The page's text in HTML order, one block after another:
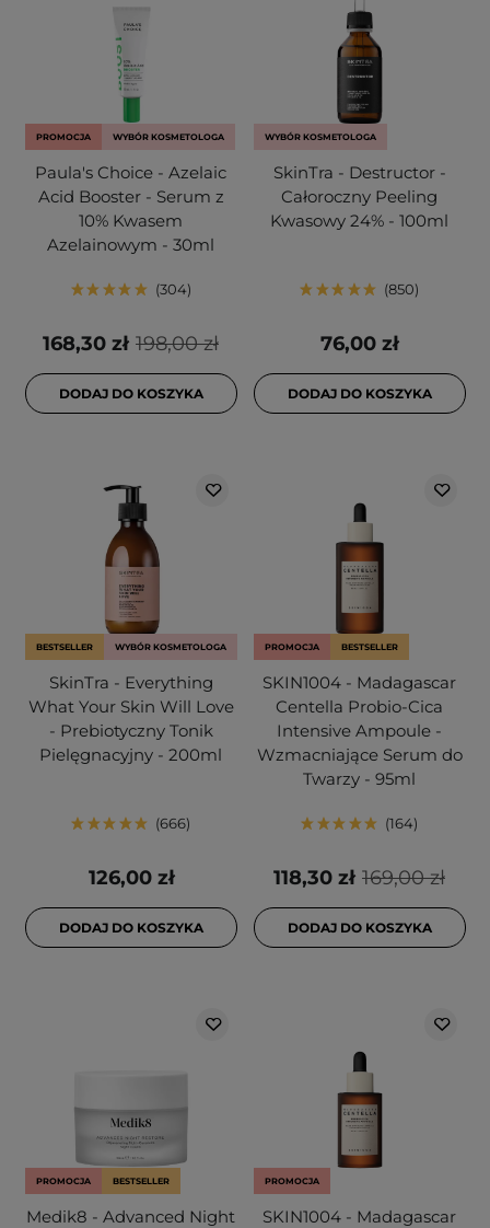
PROMOCJA WYBÓR KOSMETOLOGA
Paula's Choice - Azelaic
Acid Booster - Serum z
10% Kwasem
Azelainowym - 30ml
304
198,00 zł
168,30 zł
DODAJ DO KOSZYKA
WYBÓR KOSMETOLOGA
SkinTra - Destructor -
Całoroczny Peeling
Kwasowy 24% - 100ml
850
76,00 zł
DODAJ DO KOSZYKA
BESTSELLER WYBÓR KOSMETOLOGA
SkinTra - Everything
What Your Skin Will Love
- Prebiotyczny Tonik
Pielęgnacyjny - 200ml
666
126,00 zł
DODAJ DO KOSZYKA
PROMOCJA BESTSELLER
SKIN1004 - Madagascar
Centella Probio-Cica
Intensive Ampoule -
Wzmacniające Serum do
Twarzy - 95ml
164
169,00 zł
118,30 zł
DODAJ DO KOSZYKA
PROMOCJA BESTSELLER
Medik8 - Advanced Night
PROMOCJA
SKIN1004 - Madagascar